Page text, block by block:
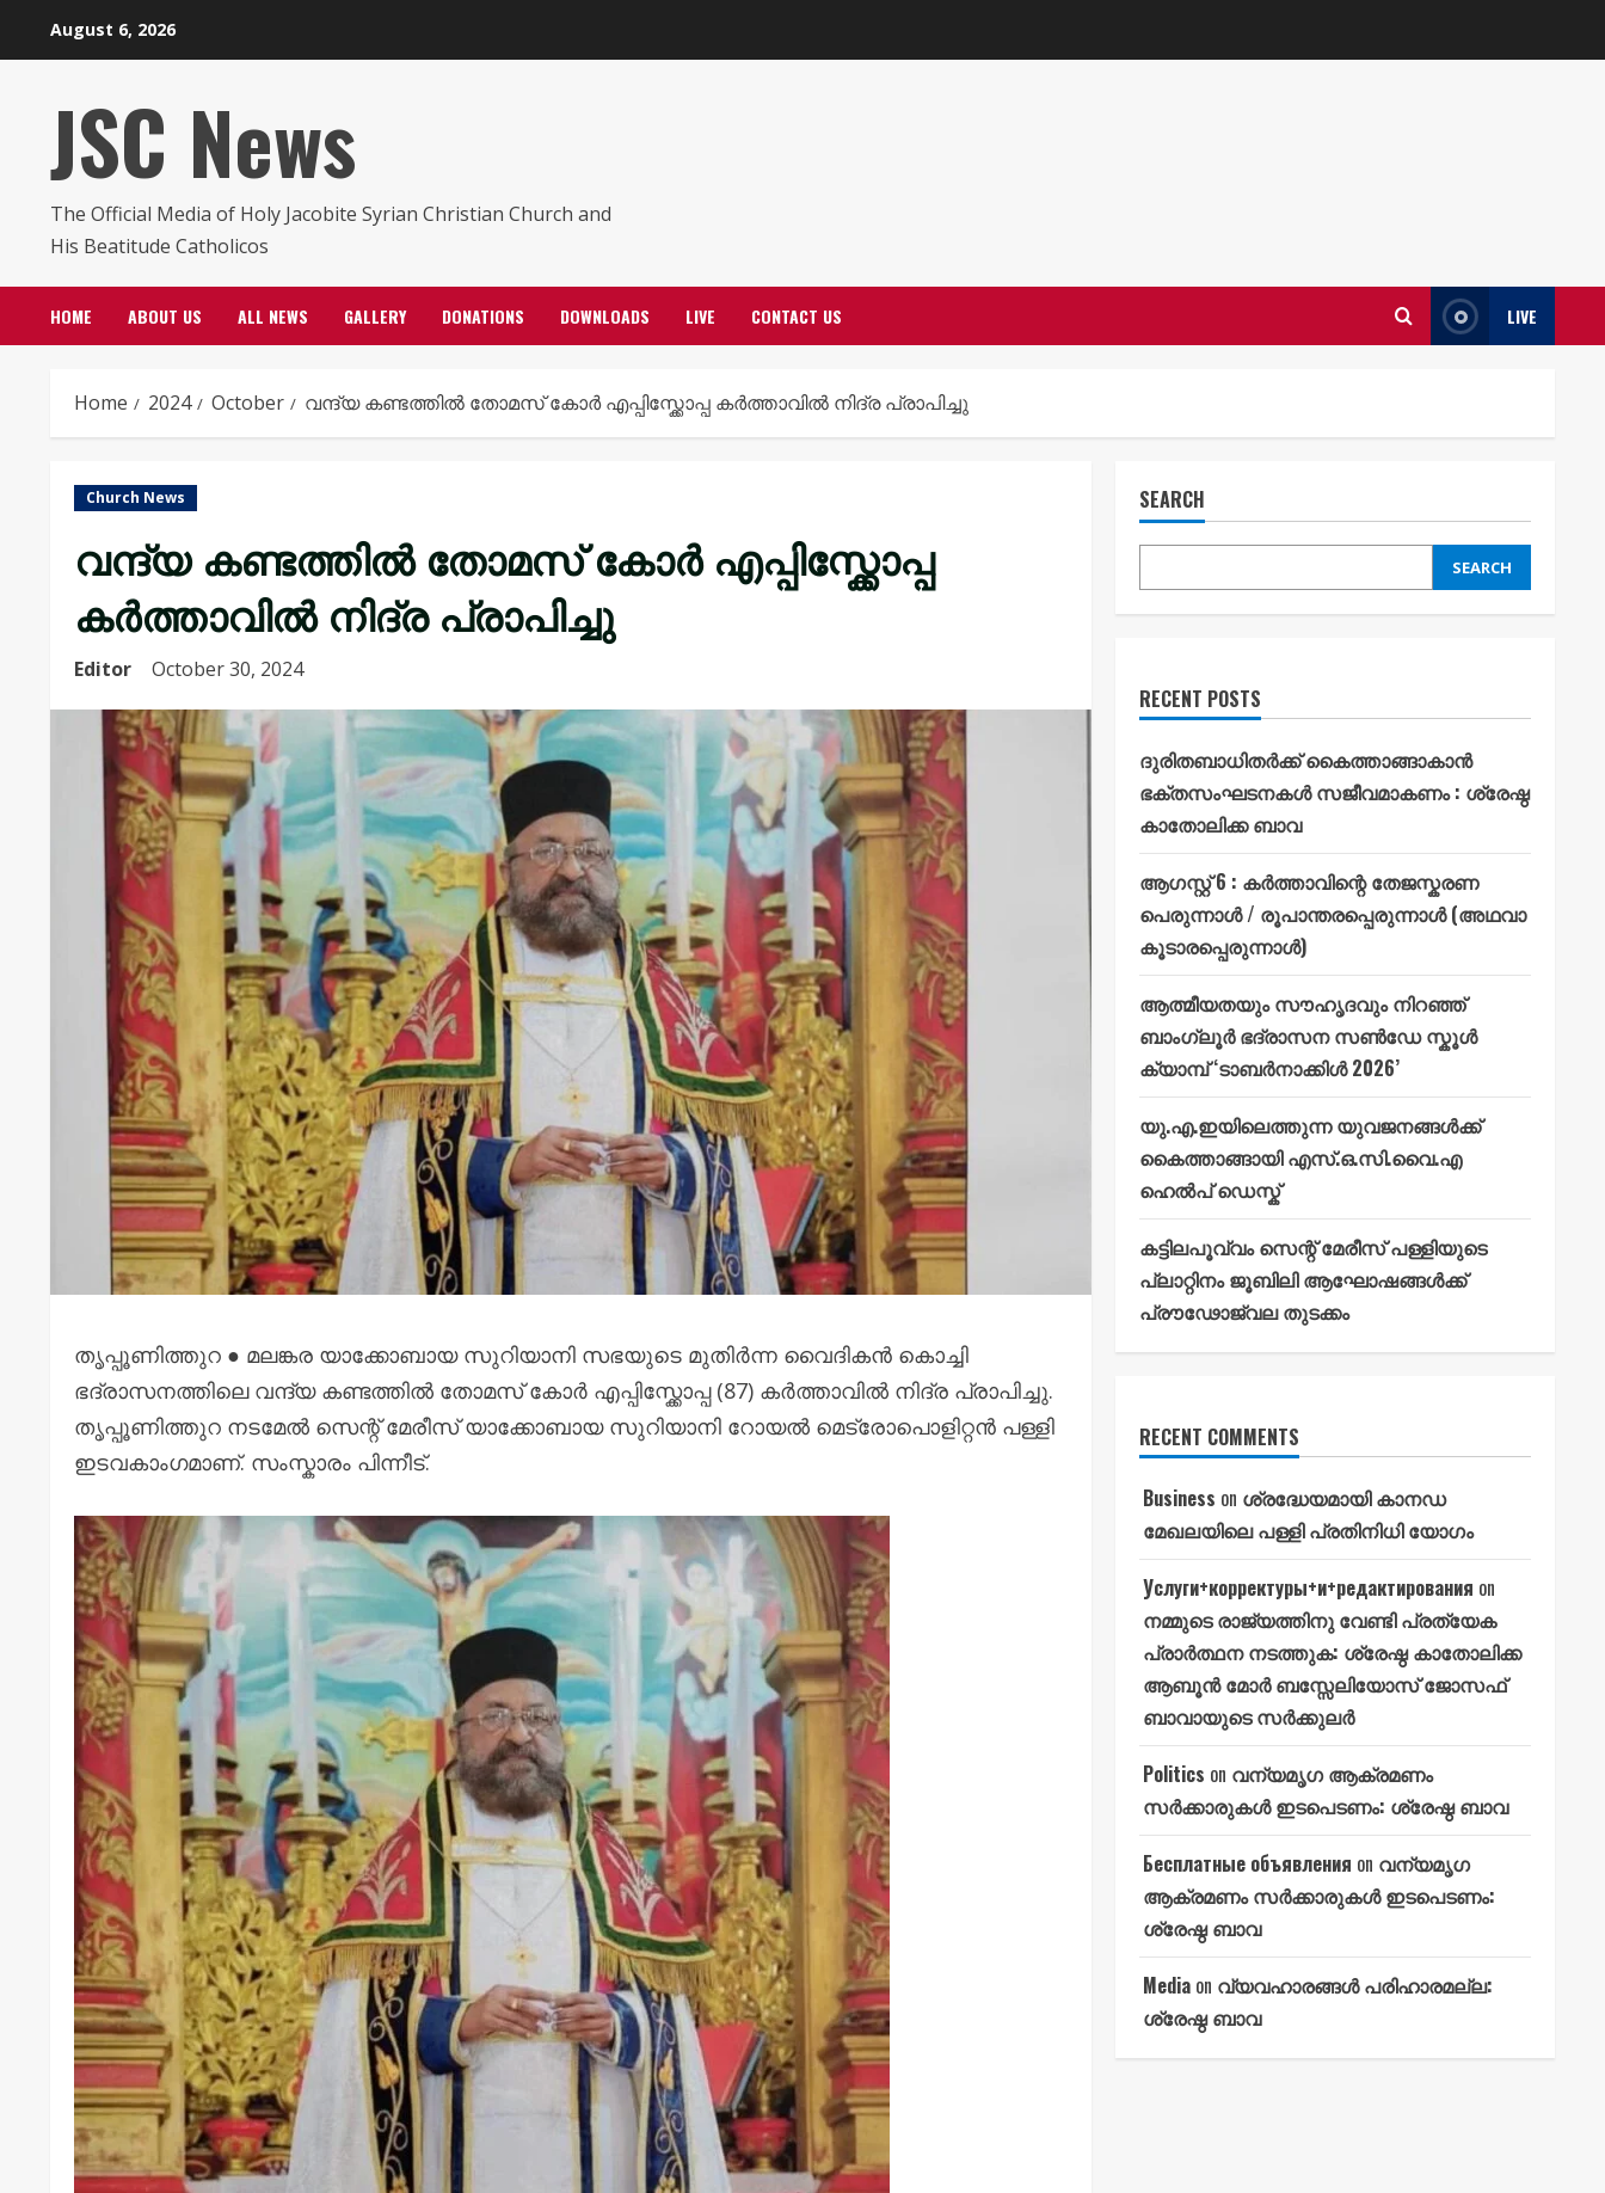
August 6, 2026
JSC News
The Official Media of Holy Jacobite Syrian Christian Church and
His Beatitude Catholicos
HOME ABOUT US ALL NEWS GALLERY DONATIONS DOWNLOADS LIVE CONTACT US LIVE
Home 2024 October വന്ദ്യ കണ്ടത്തിൽ തോമസ് കോർ എപ്പിസ്ക്കോപ്പ കർത്താവിൽ നിദ്ര പ്രാപിച്ചു
Church News
വന്ദ്യ കണ്ടത്തിൽ തോമസ് കോർ എപ്പിസ്ക്കോപ്പ
കർത്താവിൽ നിദ്ര പ്രാപിച്ചു
Editor October 30, 2024
തൃപ്പൂണിത്തുറ ● മലങ്കര യാക്കോബായ സുറിയാനി സഭയുടെ മുതിർന്ന വൈദികൻ കൊച്ചി
ഭദ്രാസനത്തിലെ വന്ദ്യ കണ്ടത്തിൽ തോമസ് കോർ എപ്പിസ്ക്കോപ്പ (87) കർത്താവിൽ നിദ്ര പ്രാപിച്ചു.
തൃപ്പൂണിത്തുറ നടമേൽ സെന്റ് മേരീസ് യാക്കോബായ സുറിയാനി റോയൽ മെട്രോപൊളിറ്റൻ പള്ളി
ഇടവകാംഗമാണ്. സംസ്കാരം പിന്നീട്.
SEARCH
SEARCH
RECENT POSTS
ദുരിതബാധിതർക്ക് കൈത്താങ്ങാകാൻ
ഭക്തസംഘടനകൾ സജീവമാകണം : ശ്രേഷ്ഠ
കാതോലിക്ക ബാവ
ആഗസ്റ്റ് 6 : കർത്താവിന്റെ തേജസ്കരണ
പെരുന്നാൾ / രൂപാന്തരപ്പെരുന്നാൾ (അഥവാ
കൂടാരപ്പെരുന്നാൾ)
ആത്മീയതയും സൗഹൃദവും നിറഞ്ഞ്
ബാംഗ്ലൂർ ഭദ്രാസന സൺഡേ സ്കൂൾ
ക്യാമ്പ് ‘ടാബർനാക്കിൾ 2026’
യു.എ.ഇയിലെത്തുന്ന യുവജനങ്ങൾക്ക്
കൈത്താങ്ങായി എസ്.ഒ.സി.വൈ.എ
ഹെൽപ് ഡെസ്ക്
കട്ടിലപൂവ്വം സെന്റ് മേരീസ് പള്ളിയുടെ
പ്ലാറ്റിനം ജൂബിലി ആഘോഷങ്ങൾക്ക്
പ്രൗഢോജ്വല തുടക്കം
RECENT COMMENTS
Business on ശ്രദ്ധേയമായി കാനഡ
മേഖലയിലെ പള്ളി പ്രതിനിധി യോഗം
Услуги+корректуры+и+редактирования on
നമ്മുടെ രാജ്യത്തിനു വേണ്ടി പ്രത്യേക
പ്രാർത്ഥന നടത്തുക: ശ്രേഷ്ഠ കാതോലിക്ക
ആബൂൻ മോർ ബസ്സേലിയോസ് ജോസഫ്
ബാവായുടെ സർക്കുലർ
Politics on വന്യമൃഗ ആക്രമണം
സർക്കാരുകൾ ഇടപെടണം: ശ്രേഷ്ഠ ബാവ
Бесплатные объявления on വന്യമൃഗ
ആക്രമണം സർക്കാരുകൾ ഇടപെടണം:
ശ്രേഷ്ഠ ബാവ
Media on വ്യവഹാരങ്ങൾ പരിഹാരമല്ല:
ശ്രേഷ്ഠ ബാവ